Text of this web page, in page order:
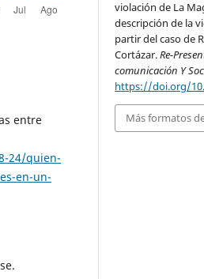
entre
24/quien-
en-un-
violación de La
descripción de la
partir del caso de
Cortázar.Re-
comunicación Y
https://doi.org/
Más formatos